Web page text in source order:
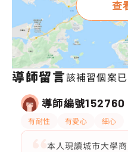
查
導師留言該補習個案
導師編號152760
有耐性 有愛心 細心
本人現讀城市大學